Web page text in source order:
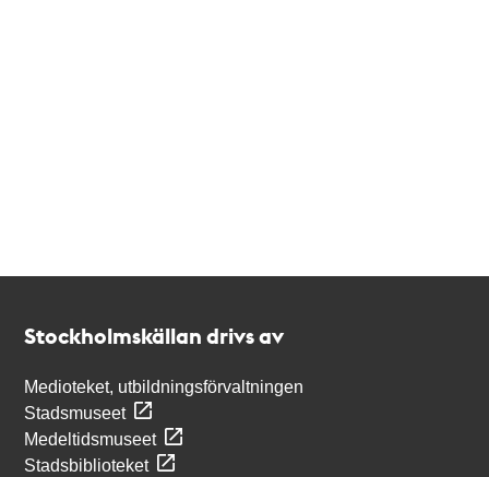
Stockholmskällan drivs av
Medioteket, utbildningsförvaltningen
Stadsmuseet
Medeltidsmuseet
Stadsbiblioteket